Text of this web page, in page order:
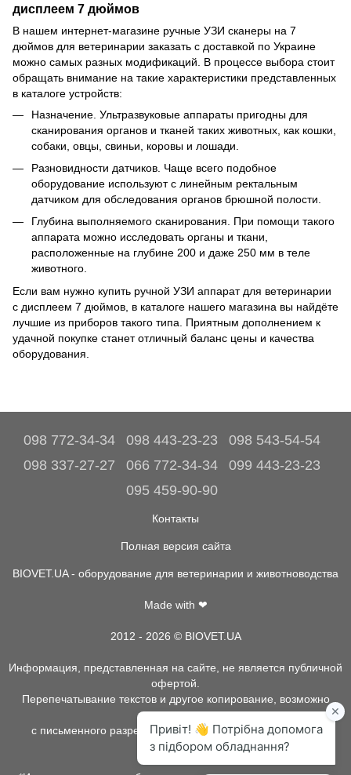
дисплеем 7 дюймов
В нашем интернет-магазине ручные УЗИ сканеры на 7
дюймов для ветеринарии заказать с доставкой по Украине
можно самых разных модификаций. В процессе выбора стоит
обращать внимание на такие характеристики представленных
в каталоге устройств:
Назначение. Ультразвуковые аппараты пригодны для
сканирования органов и тканей таких животных, как кошки,
собаки, овцы, свиньи, коровы и лошади.
Разновидности датчиков. Чаще всего подобное
оборудование используют с линейным ректальным
датчиком для обследования органов брюшной полости.
Глубина выполняемого сканирования. При помощи такого
аппарата можно исследовать органы и ткани,
расположенные на глубине 200 и даже 250 мм в теле
животного.
Если вам нужно купить ручной УЗИ аппарат для ветеринарии
с дисплеем 7 дюймов, в каталоге нашего магазина вы найдёте
лучшие из приборов такого типа. Приятным дополнением к
удачной покупке станет отличный баланс цены и качества
оборудования.
098 772-34-34 098 443-23-23
098 543-54-54
098 337-27-27
066 772-34-34
099 443-23-23
095 459-90-90
Контакты
Полная версия сайта
BIOVET.UA - оборудование для ветеринарии и животноводства
Made with ❤
2012 - 2026 © BIOVET.UA
Информация, представленная на сайте, не является публичной
офертой.
Перепечатывание текстов и другое копирование, возможно
только
с письменного разрешения администрации BIOVET.UA.